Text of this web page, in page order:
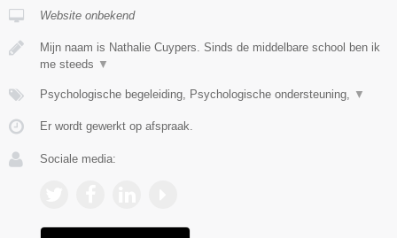
Website onbekend
Mijn naam is Nathalie Cuypers. Sinds de middelbare school ben ik
me steeds ▼
Psychologische begeleiding, Psychologische ondersteuning, ▼
Er wordt gewerkt op afspraak.
Sociale media: